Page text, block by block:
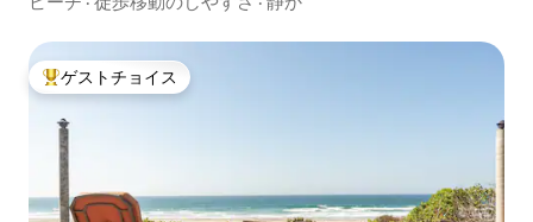
大好評のゲストチョイスです。
ゲストチョイス